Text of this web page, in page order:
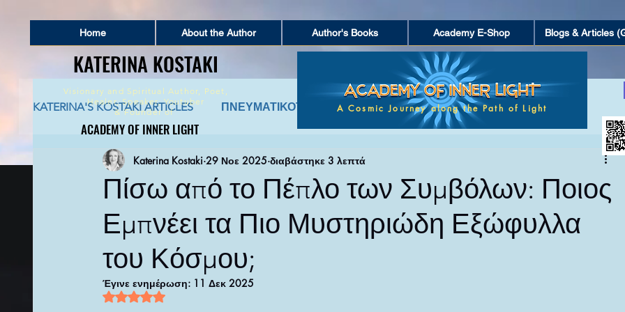
Home About the Author Author's Books Academy E-Shop Blogs & Articles
KATERINA KOSTAKI
KATERINA KOSTAKI
Visionary and Spiritual Author, Poet,
Healer, Speaker, Youtuber
&Founder of
ACADEMY OF INNER LIGHT
ACADEMY OF INNER LIGHT
A Cosmic Journey along the Path of Light
KATERINA'S KOSTAKI ARTICLES ΠΝΕΥΜΑΤΙΚΟΤΗΤΑ ΜΥΣΤΗΡΙΑ ΚΑΙ ΑΝΕΞΗΓΗΤΑ ΦΑΙΝΟΜΕΝΑ
ΠΝΕΥΜΑΤΙΚΗ ΣΥΜΒΟΥΛΕΥΤΙΚΗ ΑΡΧΑΙΑ ΓΝΩΣΗ ΚΑΙ ΚΛΕΙΣΤΕΣ ΚΟΙΝΩΝΙΕΣ
ΚΑΤΑΘΕΣΗ ΨΥΧΗΣ ΚΑΙ ΑΦΗΓΗΣΕΙΣ ΖΩΗΣ ΤΕΧΝΗ ΚΑΙ ΔΗΜΙΟΥΡΓΙΚΟΤΗΤΑ
ΠΟΙΗΜΑΤΑ ΚΑΙ ΚΕΙΜΕΝΑ ΕΜΠΝΕΥΣΗΣ
Πίσω από το Πέπλο των Συμβόλων: Ποιος
Εμπνέει τα Πιο Μυστηριώδη Εξώφυλλα
του Κόσμου;
Katerina Kostaki 29 Νοε 2025 διαβάστηκε 3 λεπτά
Έγινε ενημέρωση: 11 Δεκ 2025
Βαθμολογήθηκε με NaN από 5 αστέρια.